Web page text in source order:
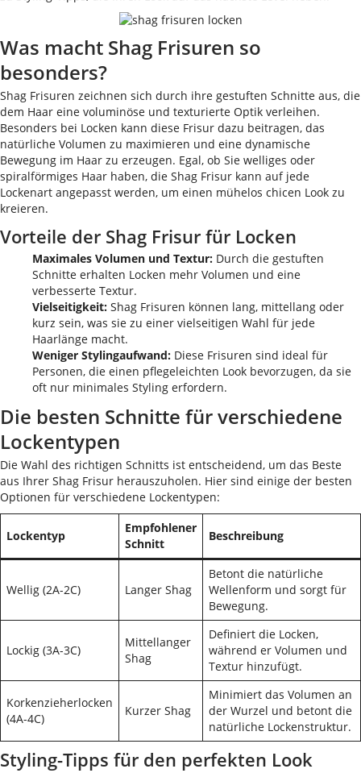
Was macht Shag Frisuren so
besonders?
Shag Frisuren zeichnen sich durch ihre gestuften Schnitte aus, die
dem Haar eine voluminöse und texturierte Optik verleihen.
Besonders bei Locken kann diese Frisur dazu beitragen, das
natürliche Volumen zu maximieren und eine dynamische
Bewegung im Haar zu erzeugen. Egal, ob Sie welliges oder
spiralförmiges Haar haben, die Shag Frisur kann auf jede
Lockenart angepasst werden, um einen mühelos chicen Look zu
kreieren.
Vorteile der Shag Frisur für Locken
Maximales Volumen und Textur: Durch die gestuften
Schnitte erhalten Locken mehr Volumen und eine
verbesserte Textur.
Vielseitigkeit: Shag Frisuren können lang, mittellang oder
kurz sein, was sie zu einer vielseitigen Wahl für jede
Haarlänge macht.
Weniger Stylingaufwand: Diese Frisuren sind ideal für
Personen, die einen pflegeleichten Look bevorzugen, da sie
oft nur minimales Styling erfordern.
Die besten Schnitte für verschiedene
Lockentypen
Die Wahl des richtigen Schnitts ist entscheidend, um das Beste
aus Ihrer Shag Frisur herauszuholen. Hier sind einige der besten
Optionen für verschiedene Lockentypen:
Lockentyp
Empfohlener
Schnitt
Beschreibung
Wellig (2A-2C) Langer Shag
Betont die natürliche
Wellenform und sorgt für
Bewegung.
Lockig (3A-3C)
Mittellanger
Shag
Definiert die Locken,
während er Volumen und
Textur hinzufügt.
Korkenzieherlocken
(4A-4C)
Kurzer Shag
Minimiert das Volumen an
der Wurzel und betont die
natürliche Lockenstruktur.
Styling-Tipps für den perfekten Look